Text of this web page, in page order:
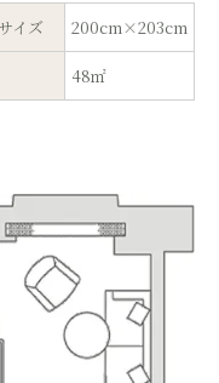
イズ 200cm×203cm
48㎡